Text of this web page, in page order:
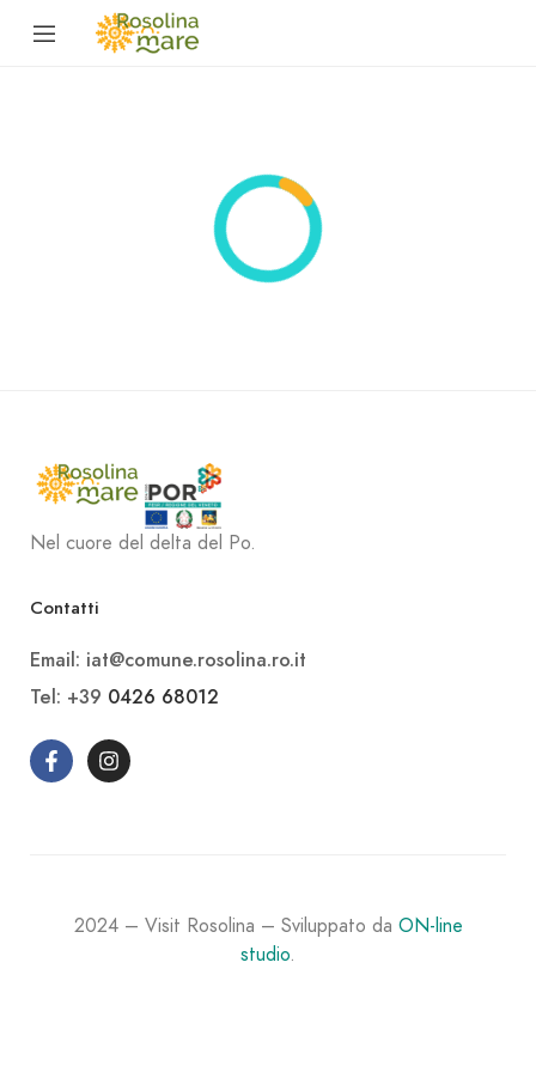
Nel cuore del delta del Po.
Contatti
Email: iat@comune.rosolina.ro.it
Tel: +39 0426 68012
2024 – Visit Rosolina – Sviluppato da ON-line
studio.